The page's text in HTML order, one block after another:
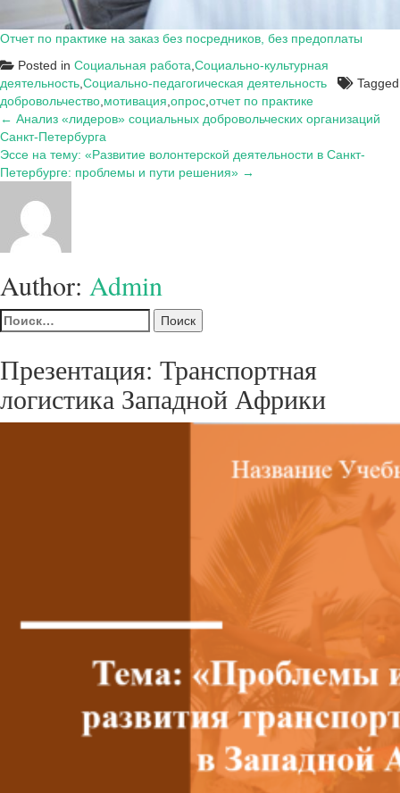
Отчет по практике на заказ без посредников, без предоплаты
Posted in Социальная работа Социально-культурная
деятельность Социально-педагогическая деятельность
Tagged
добровольчество мотивация опрос отчет по практике
Навигация
по
записям
← Анализ «лидеров» социальных добровольческих организаций
Санкт-Петербурга
Эссе на тему: «Развитие волонтерской деятельности в Санкт-
Петербурге: проблемы и пути решения» →
Author: Admin
Найти:
Презентация: Транспортная
логистика Западной Африки